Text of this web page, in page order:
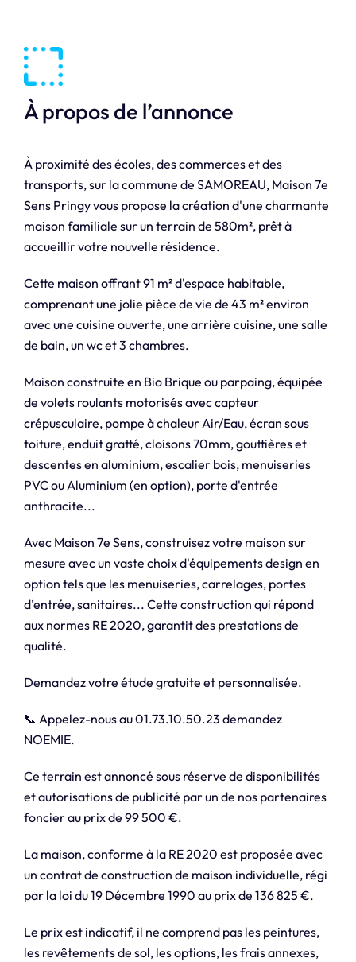
À propos de l’annonce
À proximité des écoles, des commerces et des
transports, sur la commune de SAMOREAU, Maison 7e
Sens Pringy vous propose la création d'une charmante
maison familiale sur un terrain de 580m², prêt à
accueillir votre nouvelle résidence.
Cette maison offrant 91 m² d'espace habitable,
comprenant une jolie pièce de vie de 43 m² environ
avec une cuisine ouverte, une arrière cuisine, une salle
de bain, un wc et 3 chambres.
Maison construite en Bio Brique ou parpaing, équipée
de volets roulants motorisés avec capteur
crépusculaire, pompe à chaleur Air/Eau, écran sous
toiture, enduit gratté, cloisons 70mm, gouttières et
descentes en aluminium, escalier bois, menuiseries
PVC ou Aluminium (en option), porte d'entrée
anthracite...
Avec Maison 7e Sens, construisez votre maison sur
mesure avec un vaste choix d'équipements design en
option tels que les menuiseries, carrelages, portes
d’entrée, sanitaires... Cette construction qui répond
aux normes RE 2020, garantit des prestations de
qualité.
Demandez votre étude gratuite et personnalisée.
📞 Appelez-nous au 01.73.10.50.23 demandez
NOEMIE.
Ce terrain est annoncé sous réserve de disponibilités
et autorisations de publicité par un de nos partenaires
foncier au prix de 99 500 €.
La maison, conforme à la RE 2020 est proposée avec
un contrat de construction de maison individuelle, régi
par la loi du 19 Décembre 1990 au prix de 136 825 €.
Le prix est indicatif, il ne comprend pas les peintures,
les revêtements de sol, les options, les frais annexes,